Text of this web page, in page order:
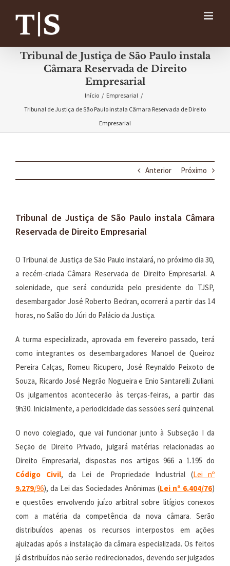
conteúdo
Tribunal de Justiça de São Paulo instala
Câmara Reservada de Direito
Empresarial
Início / Empresarial /
Tribunal de Justiça de São Paulo instala Câmara Reservada de Direito
Empresarial
Anterior Próximo
Tribunal de Justiça de São Paulo instala Câmara
Reservada de Direito Empresarial
O Tribunal de Justiça de São Paulo instalará, no próximo dia 30,
a recém-criada Câmara Reservada de Direito Empresarial. A
solenidade, que será conduzida pelo presidente do TJSP,
desembargador José Roberto Bedran, ocorrerá a partir das 14
horas, no Salão do Júri do Palácio da Justiça.
A turma especializada, aprovada em fevereiro passado, terá
como integrantes os desembargadores Manoel de Queiroz
Pereira Calças, Romeu Ricupero, José Reynaldo Peixoto de
Souza, Ricardo José Negrão Nogueira e Enio Santarelli Zuliani.
Os julgamentos acontecerão às terças-feiras, a partir das
9h30. Inicialmente, a periodicidade das sessões será quinzenal.
O novo colegiado, que vai funcionar junto à Subseção I da
Seção de Direito Privado, julgará matérias relacionadas ao
Direito Empresarial, dispostas nos artigos 966 a 1.195 do
Código Civil, da Lei de Propriedade Industrial (Lei nº
9.279/96), da Lei das Sociedades Anônimas (Lei nº 6.404/76)
e questões envolvendo juízo arbitral sobre litígios conexos
com a matéria da competência da nova câmara. Serão
distribuídos apenas os recursos interpostos em ações
ajuizadas após a instalação da câmara especializada. Os feitos
já distribuídos não serão redirecionados, devendo ser julgados